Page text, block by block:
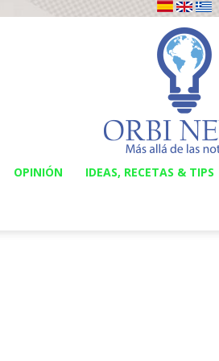
OPINIÓN IDEAS, RECETAS & TIPS